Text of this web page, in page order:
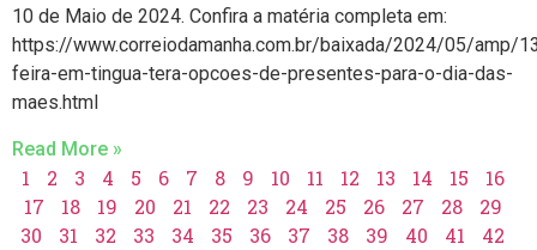
10 de Maio de 2024. Confira a matéria completa em:
https://www.correiodamanha.com.br/baixada/2024/05/amp/
feira-em-tingua-tera-opcoes-de-presentes-para-o-dia-das-
maes.html
Read More »
1 2 3 4 5 6 7 8 9 10 11 12 13 14 15
16
17
18 19 20 21 22 23 24 25 26 27 28
29
30
31 32 33 34 35 36 37 38 39 40 41
42